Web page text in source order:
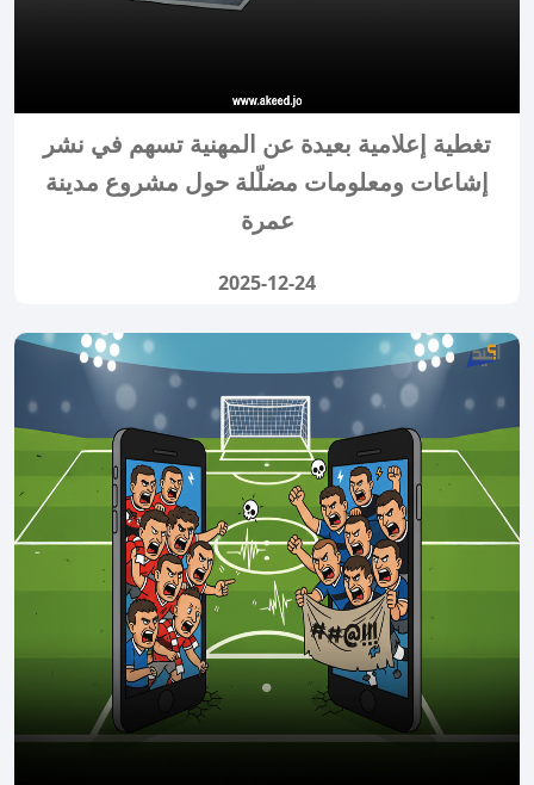
تغطية إعلامية بعيدة عن المهنية تسهم في نشر
إشاعات ومعلومات مضلّلة حول مشروع مدينة
عمرة
2025-12-24